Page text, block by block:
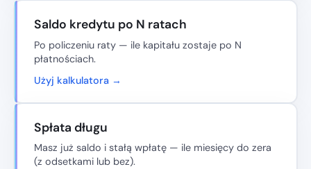
Saldo kredytu po N ratach
Po policzeniu raty — ile kapitału zostaje po N
płatnościach.
Użyj kalkulatora →
Spłata długu
Masz już saldo i stałą wpłatę — ile miesięcy do zera
(z odsetkami lub bez).